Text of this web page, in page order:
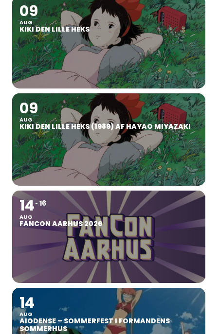
09
AUG
KIKI DEN LILLE HEKS
09
AUG
KIKI DEN LILLE HEKS (1989) AF HAYAO MIYAZAKI
14
AUG
16
FANCON AARHUS 2026
14
AUG
AIODENSE – SOMMERFEST I FORMANDENS
SOMMERHUS